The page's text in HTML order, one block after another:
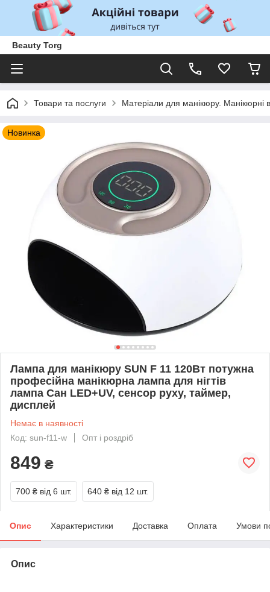
Beauty Torg
Товари та послуги Матеріали для манікюру. Манікюрні
Новинка
Лампа для манікюру SUN F 11 120Вт потужна
професійна манікюрна лампа для нігтів
лампа Сан LED+UV, сенсор руху, таймер,
дисплей
Немає в наявності
Код: sun-f11-w
Опт і роздріб
849 ₴
700 ₴ від 6 шт. 640 ₴ від 12 шт.
Опис Характеристики Доставка Оплата Умови
Опис